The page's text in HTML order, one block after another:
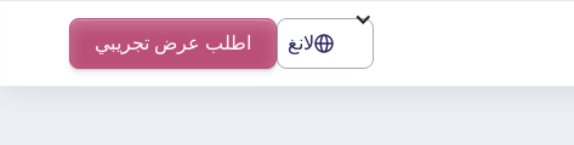
لانغ اطلب عرض تجريبي